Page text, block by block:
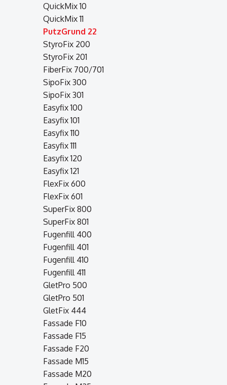
QuickMix 10
QuickMix 11
PutzGrund 22
StyroFix 200
StyroFix 201
FiberFix 700/701
SipoFix 300
SipoFix 301
Easyfix 100
Easyfix 101
Easyfix 110
Easyfix 111
Easyfix 120
Easyfix 121
FlexFix 600
FlexFix 601
SuperFix 800
SuperFix 801
Fugenfill 400
Fugenfill 401
Fugenfill 410
Fugenfill 411
GletPro 500
GletPro 501
GletFix 444
Fassade F10
Fassade F15
Fassade F20
Fassade M15
Fassade M20